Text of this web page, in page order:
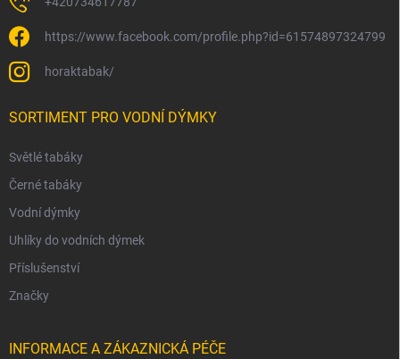
https://www.facebook.com/profile.php?id=61574897324799
horaktabak/
SORTIMENT PRO VODNÍ DÝMKY
Světlé tabáky
Černé tabáky
Vodní dýmky
Uhlíky do vodních dýmek
Příslušenství
Značky
INFORMACE A ZÁKAZNICKÁ PÉČE